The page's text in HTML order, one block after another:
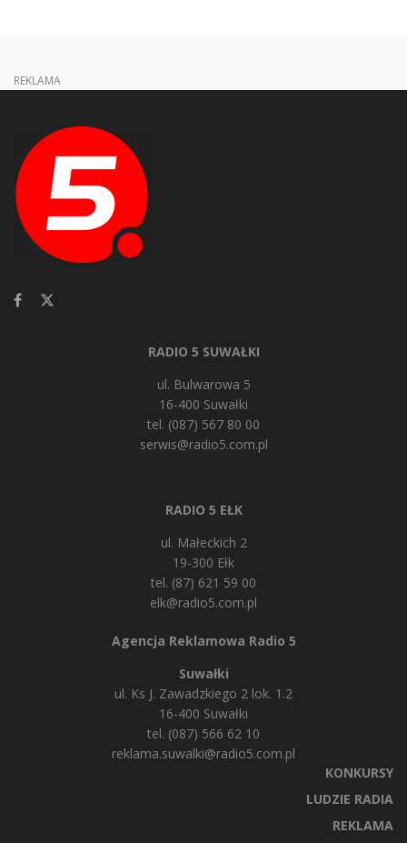
REKLAMA
RADIO 5 SUWAŁKI
ul. Bulwarowa 5
16-400 Suwałki
tel. (087) 567 80 00
serwis@radio5.com.pl
RADIO 5 EŁK
ul. Małeckich 2
19-300 Ełk
tel. (87) 621 59 00
elk@radio5.com.pl
Agencja Reklamowa Radio 5
Suwałki
ul. Ks J. Zawadzkiego 2 lok. 1.2
16-400 Suwałki
tel. (087) 566 62 10
reklama.suwalki@radio5.com.pl
KONKURSY
LUDZIE RADIA
REKLAMA